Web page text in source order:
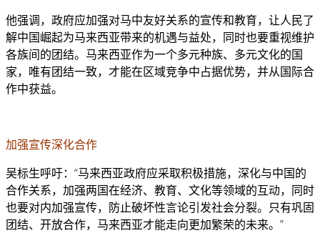
他强调，政府应加强对马中友好关系的宣传和教育，让人民了
解中国崛起为马来西亚带来的机遇与益处，同时也要重视维护
各族间的团结。马来西亚作为一个多元种族、多元文化的国
家，唯有团结一致，才能在区域竞争中占据优势，并从国际合
作中获益。
加强宣传深化合作
吴标生呼吁：“马来西亚政府应采取积极措施，深化与中国的
合作关系，加强两国在经济、教育、文化等领域的互动，同时
也要对内加强宣传，防止破坏性言论引发社会分裂。只有巩固
团结、开放合作，马来西亚才能走向更加繁荣的未来。”